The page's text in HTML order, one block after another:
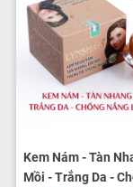
Kem Nám - Tàn
Mồi - Trắng Da -